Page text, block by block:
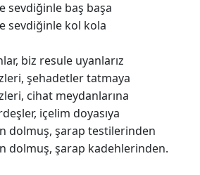
sevdiğinle baş başa
sevdiğinle kol kola
biz resule uyanlarız
şehadetler tatmaya
cihat meydanlarına
içelim doyasıya
dolmuş, şarap testilerinden
dolmuş, şarap kadehlerinden.